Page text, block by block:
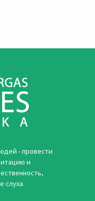
- провести
и
слуха.